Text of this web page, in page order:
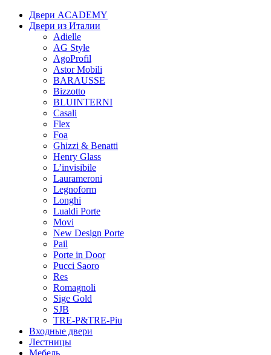
Двери ACADEMY
Двери из Италии
Adielle
AG Style
AgoProfil
Astor Mobili
BARAUSSE
Bizzotto
BLUINTERNI
Casali
Flex
Foa
Ghizzi & Benatti
Henry Glass
L’invisibile
Laurameroni
Legnoform
Longhi
Lualdi Porte
Movi
New Design Porte
Pail
Porte in Door
Pucci Saoro
Res
Romagnoli
Sige Gold
SJB
TRE-P&TRE-Piu
Входные двери
Лестницы
Мебель